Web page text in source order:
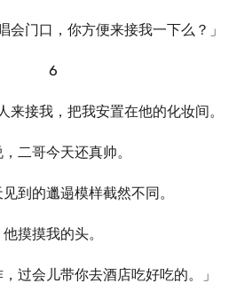
会门口，你方便来接我一下么？」
6
来接我，把我安置在他的化妆间。
二哥今天还真帅。
到的邋遢模样截然不同。
他摸摸我的头。
，过会儿带你去酒店吃好吃的。」